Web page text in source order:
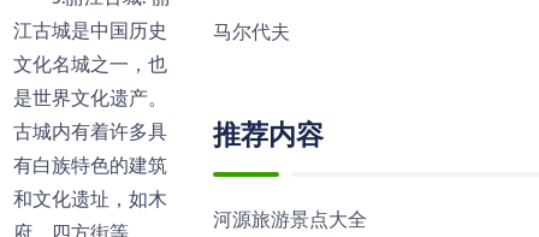
江古城是中国历史
文化名城之一，也
是世界文化遗产。
古城内有着许多具
有白族特色的建筑
和文化遗址，如木
马尔代夫
推荐内容
河源旅游景点大全